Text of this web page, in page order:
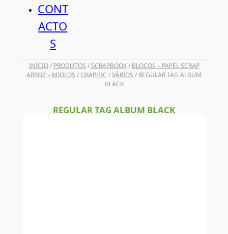
CONT
ACTO
S
INÍCIO/ PRODUTOS /SCRAPBOOK/ BLOCOS – PAPEL SCRAP
ARROZ – MIOLOS /GRAPHIC /VÁRIOS / REGULAR TAG ALBUM
BLACK
REGULAR TAG ALBUM BLACK